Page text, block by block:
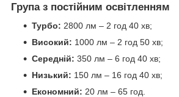
Група з постійним освітленням
Турбо: 2800 лм – 2 год 40 хв;
Високий: 1000 лм – 2 год 50 хв;
Середній: 350 лм – 6 год 40 хв;
Низький: 150 лм – 16 год 40 хв;
Економний: 20 лм – 65 год.